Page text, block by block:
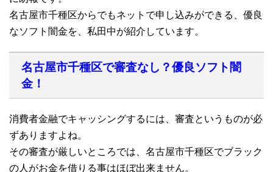
名古屋市千種区からでもネットで申し込みができる、優良
なソフト闇金を、私田中が紹介しています。
名古屋市千種区で審査なし？優良ソフト闇
金！
消費者金融でキャッシングするには、審査というものが必
ずありますよね。
その審査が厳しいところでは、名古屋市千種区でブラック
の人がお金を借りる事はほぼ出来ません。